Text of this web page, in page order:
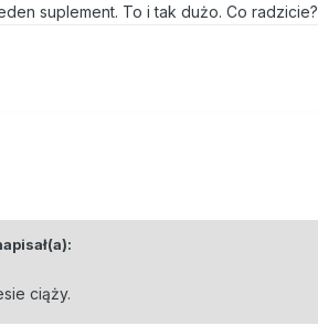
suplement. To i tak dużo. Co radzicie?
ciąży.